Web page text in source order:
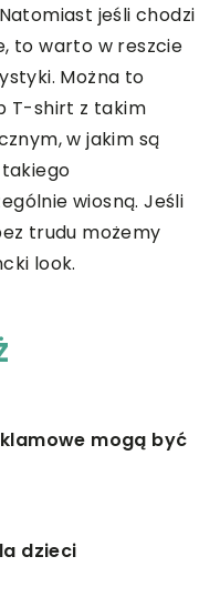
jeśli chodzi
to warto w reszcie
Można to
T-shirt z takim
w jakim są
wiosną. Jeśli
trudu możemy
look.
mogą być
dzieci